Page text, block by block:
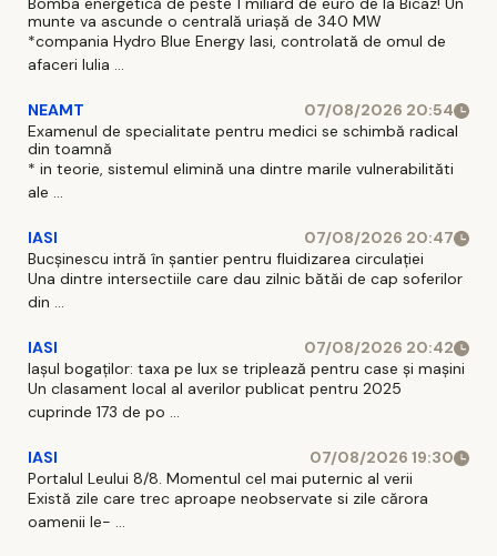
munte va ascunde o centrală uriașă de 340 MW
*compania Hydro Blue Energy Iasi, controlată de omul de
afaceri Iulia ...
NEAMT
07/08/2026 20:54
Examenul de specialitate pentru medici se schimbă radical
din toamnă
* in teorie, sistemul elimină una dintre marile vulnerabilităti
ale ...
IASI
07/08/2026 20:47
Bucșinescu intră în șantier pentru fluidizarea circulației
Una dintre intersectiile care dau zilnic bătăi de cap soferilor
din ...
IASI
07/08/2026 20:42
Iașul bogaților: taxa pe lux se triplează pentru case și mașini
Un clasament local al averilor publicat pentru 2025
cuprinde 173 de po ...
IASI
07/08/2026 19:30
Portalul Leului 8/8. Momentul cel mai puternic al verii
Există zile care trec aproape neobservate si zile cărora
oamenii le- ...